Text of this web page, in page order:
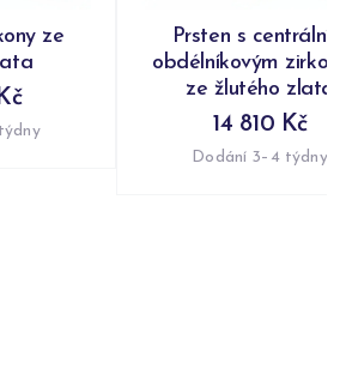
ze
Prsten s
obdélníkovým
ze žlutého zlata
14 810 Kč
Dodání 3–4 týdny